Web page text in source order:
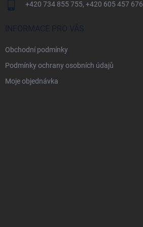
+420 734 855 755, +420 605 457 676
INFORMACE PRO VÁS
Obchodní podmínky
Podmínky ochrany osobních údajů
Moje objednávka